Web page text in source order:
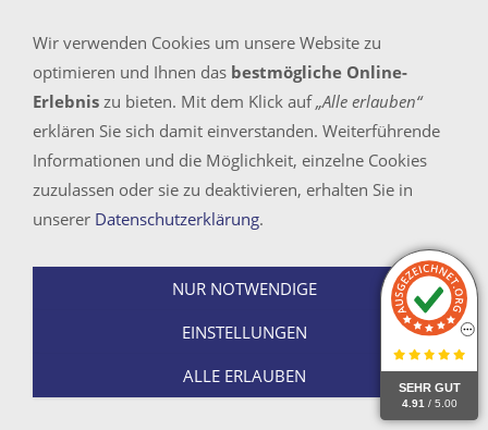
Bundesweit (Inland) kostenlos erreichbar unter
Tel.: 0800 - 30 50 757
© 2026 - Detektei PROOF-MANAGEMENT GMBH
SEHR GUT
4.91 / 5.00
Wir verwenden Cookies um unsere Website zu
optimieren und Ihnen das bestmögliche Online-
Erlebnis zu bieten. Mit dem Klick auf„Alle erlauben“
erklären Sie sich damit einverstanden. Weiterführende
Informationen und die Möglichkeit, einzelne Cookies
zuzulassen oder sie zu deaktivieren, erhalten Sie in
unserer Datenschutzerklärung.
NUR NOTWENDIGE
EINSTELLUNGEN
ALLE ERLAUBEN